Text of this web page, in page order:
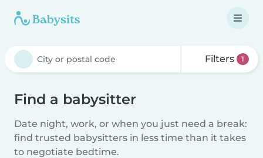
Filters 1
Find a babysitter
Date night, work, or when you just need a break:
find trusted babysitters in less time than it takes
to negotiate bedtime.